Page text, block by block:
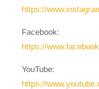
https://
Facebook:
https://
YouTube:
https://